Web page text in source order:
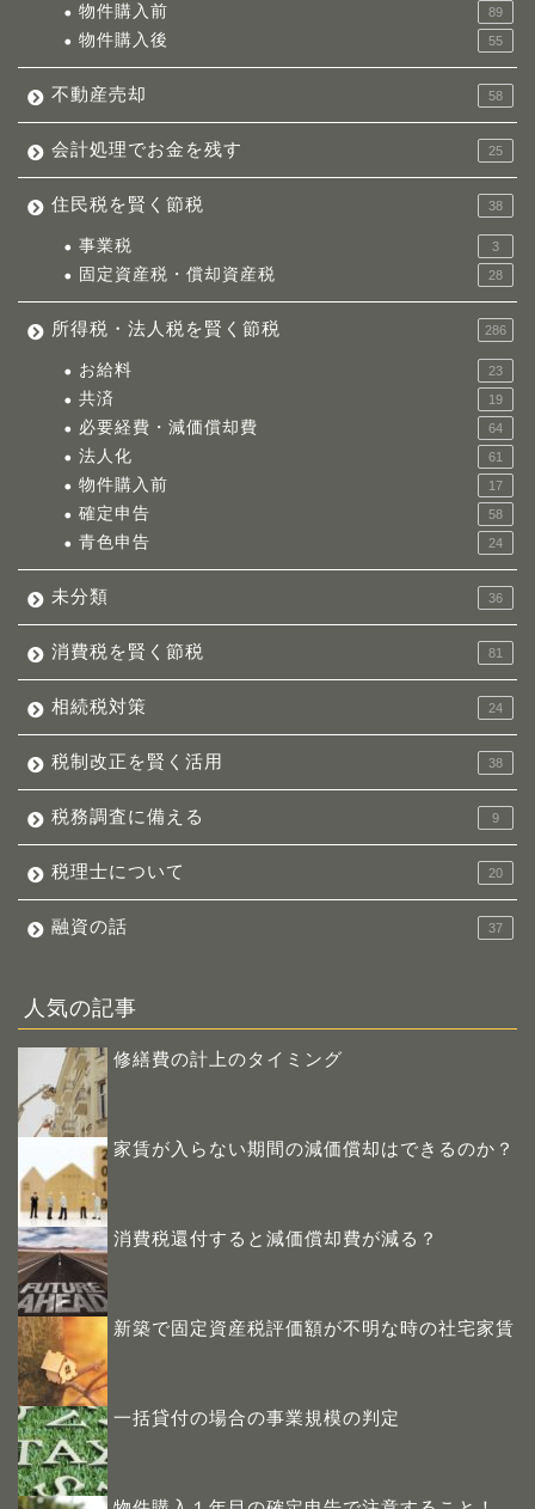
物件購入前 89
物件購入後 55
不動産売却 58
会計処理でお金を残す 25
住民税を賢く節税 38
事業税 3
固定資産税・償却資産税 28
所得税・法人税を賢く節税 286
お給料 23
共済 19
必要経費・減価償却費 64
法人化 61
物件購入前 17
確定申告 58
青色申告 24
未分類 36
消費税を賢く節税 81
相続税対策 24
税制改正を賢く活用 38
税務調査に備える 9
税理士について 20
融資の話 37
人気の記事
修繕費の計上のタイミング
家賃が入らない期間の減価償却はできるのか？
消費税還付すると減価償却費が減る？
新築で固定資産税評価額が不明な時の社宅家賃
一括貸付の場合の事業規模の判定